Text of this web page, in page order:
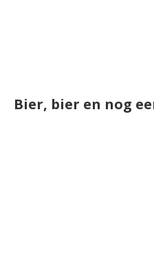
Bier, bier en nog